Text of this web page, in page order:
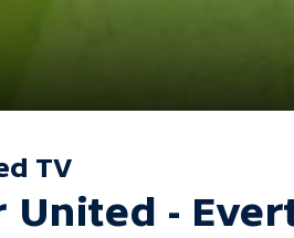
TV
United -